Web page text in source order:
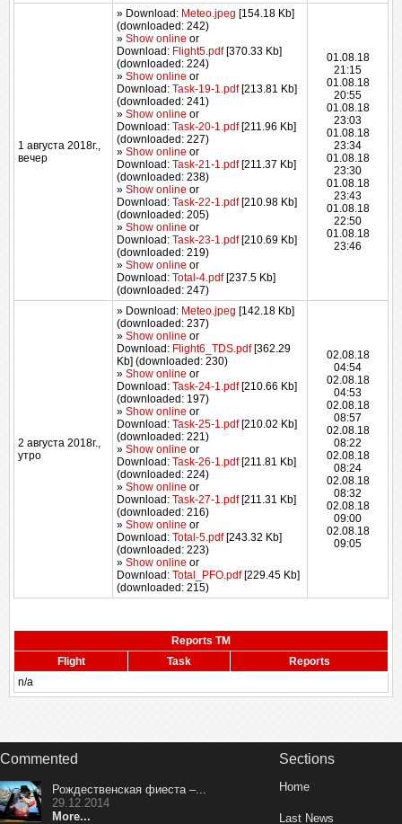
1 августа 2018г.,
вечер
» Download: Meteo.jpeg [154.18 Kb]
(downloaded: 242)
» Show online or
Download: Flight5.pdf[370.33 Kb]
(downloaded: 224)
» Show online or
Download: Task-19-1.pdf[213.81 Kb]
(downloaded: 241)
» Show online or
Download: Task-20-1.pdf[211.96 Kb]
(downloaded: 227)
» Show online or
Download: Task-21-1.pdf[211.37 Kb]
(downloaded: 238)
» Show online or
Download: Task-22-1.pdf[210.98 Kb]
(downloaded: 205)
» Show online or
Download: Task-23-1.pdf[210.69 Kb]
(downloaded: 219)
» Show online or
Download: Total-4.pdf[237.5 Kb]
(downloaded: 247)
01.08.18
21:15
01.08.18
20:55
01.08.18
23:03
01.08.18
23:34
01.08.18
23:30
01.08.18
23:43
01.08.18
22:50
01.08.18
23:46
2 августа 2018г.,
утро
» Download: Meteo.jpeg [142.18 Kb]
(downloaded: 237)
» Show online or
Download: Flight6_TDS.pdf[362.29
Kb] (downloaded: 230)
» Show online or
Download: Task-24-1.pdf[210.66 Kb]
(downloaded: 197)
» Show online or
Download: Task-25-1.pdf[210.02 Kb]
(downloaded: 221)
» Show online or
Download: Task-26-1.pdf[211.81 Kb]
(downloaded: 224)
» Show online or
Download: Task-27-1.pdf[211.31 Kb]
(downloaded: 216)
» Show online or
Download: Total-5.pdf[243.32 Kb]
(downloaded: 223)
» Show online or
Download: Total_PFO.pdf[229.45 Kb]
(downloaded: 215)
02.08.18
04:54
02.08.18
04:53
02.08.18
08:57
02.08.18
08:22
02.08.18
08:24
02.08.18
08:32
02.08.18
09:00
02.08.18
09:05
Reports TM
Flight
Task
Reports
n/a
Commented
Рождественская фиеста –...
29.12.2014
More...
Sections
Home
Last News